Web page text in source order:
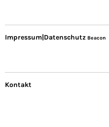
Impressum|Datenschutz Beacon
Kontakt